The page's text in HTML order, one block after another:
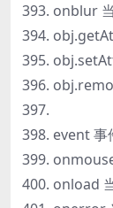
onblur
event 事
onload